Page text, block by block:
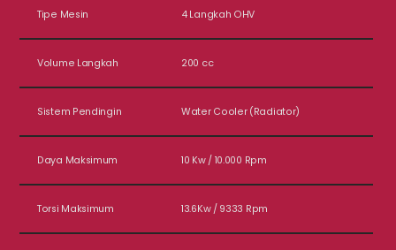
Tipe Mesin 4 Langkah OHV
Volume Langkah 200 cc
Sistem Pendingin Water Cooler (Radiator)
Daya Maksimum 10 Kw / 10.000 Rpm
Torsi Maksimum 13.6Kw / 9333 Rpm